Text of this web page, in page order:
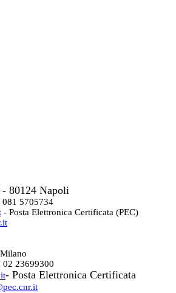
80124 Napoli
081 5705734
- Posta Elettronica Certificata (PEC)
02 23699300
- Posta Elettronica Certificata